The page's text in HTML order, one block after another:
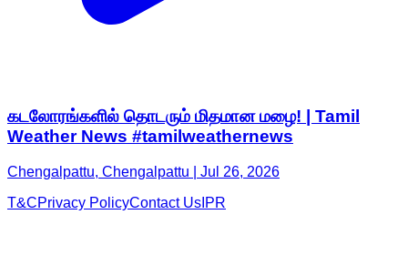
கடலோரங்களில் தொடரும் மிதமான மழை! | Tamil
Weather News #tamilweathernews
Chengalpattu, Chengalpattu | Jul 26, 2026
T&CPrivacy PolicyContact Us IPR